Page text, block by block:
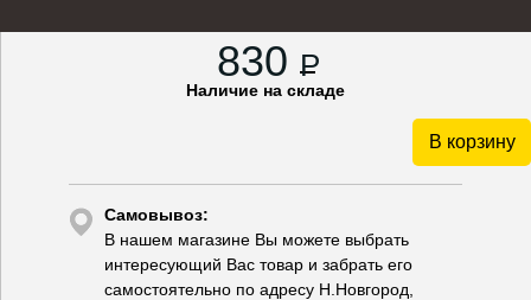
830 P
Наличие на складе
В корзину
Самовывоз:
В нашем магазине Вы можете выбрать
интересующий Вас товар и забрать его
самостоятельно по адресу Н.Новгород,